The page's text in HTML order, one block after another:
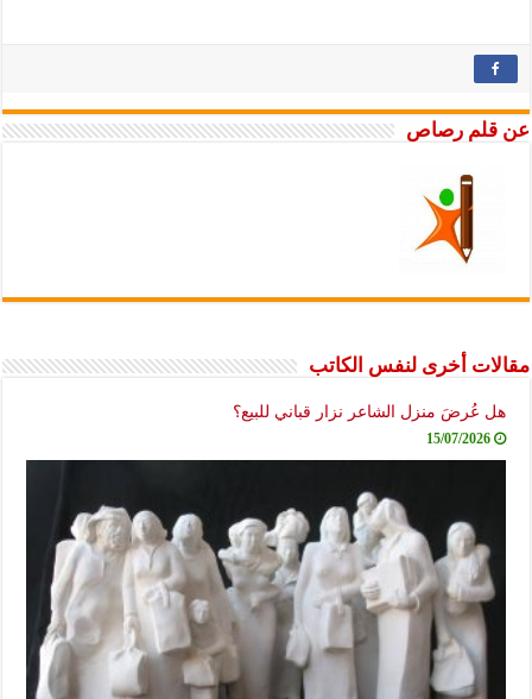
عن قلم رصاص
مقالات أخرى لنفس الكاتب
هل عُرضَ منزل الشاعر نزار قباني للبيع؟
15/07/2026